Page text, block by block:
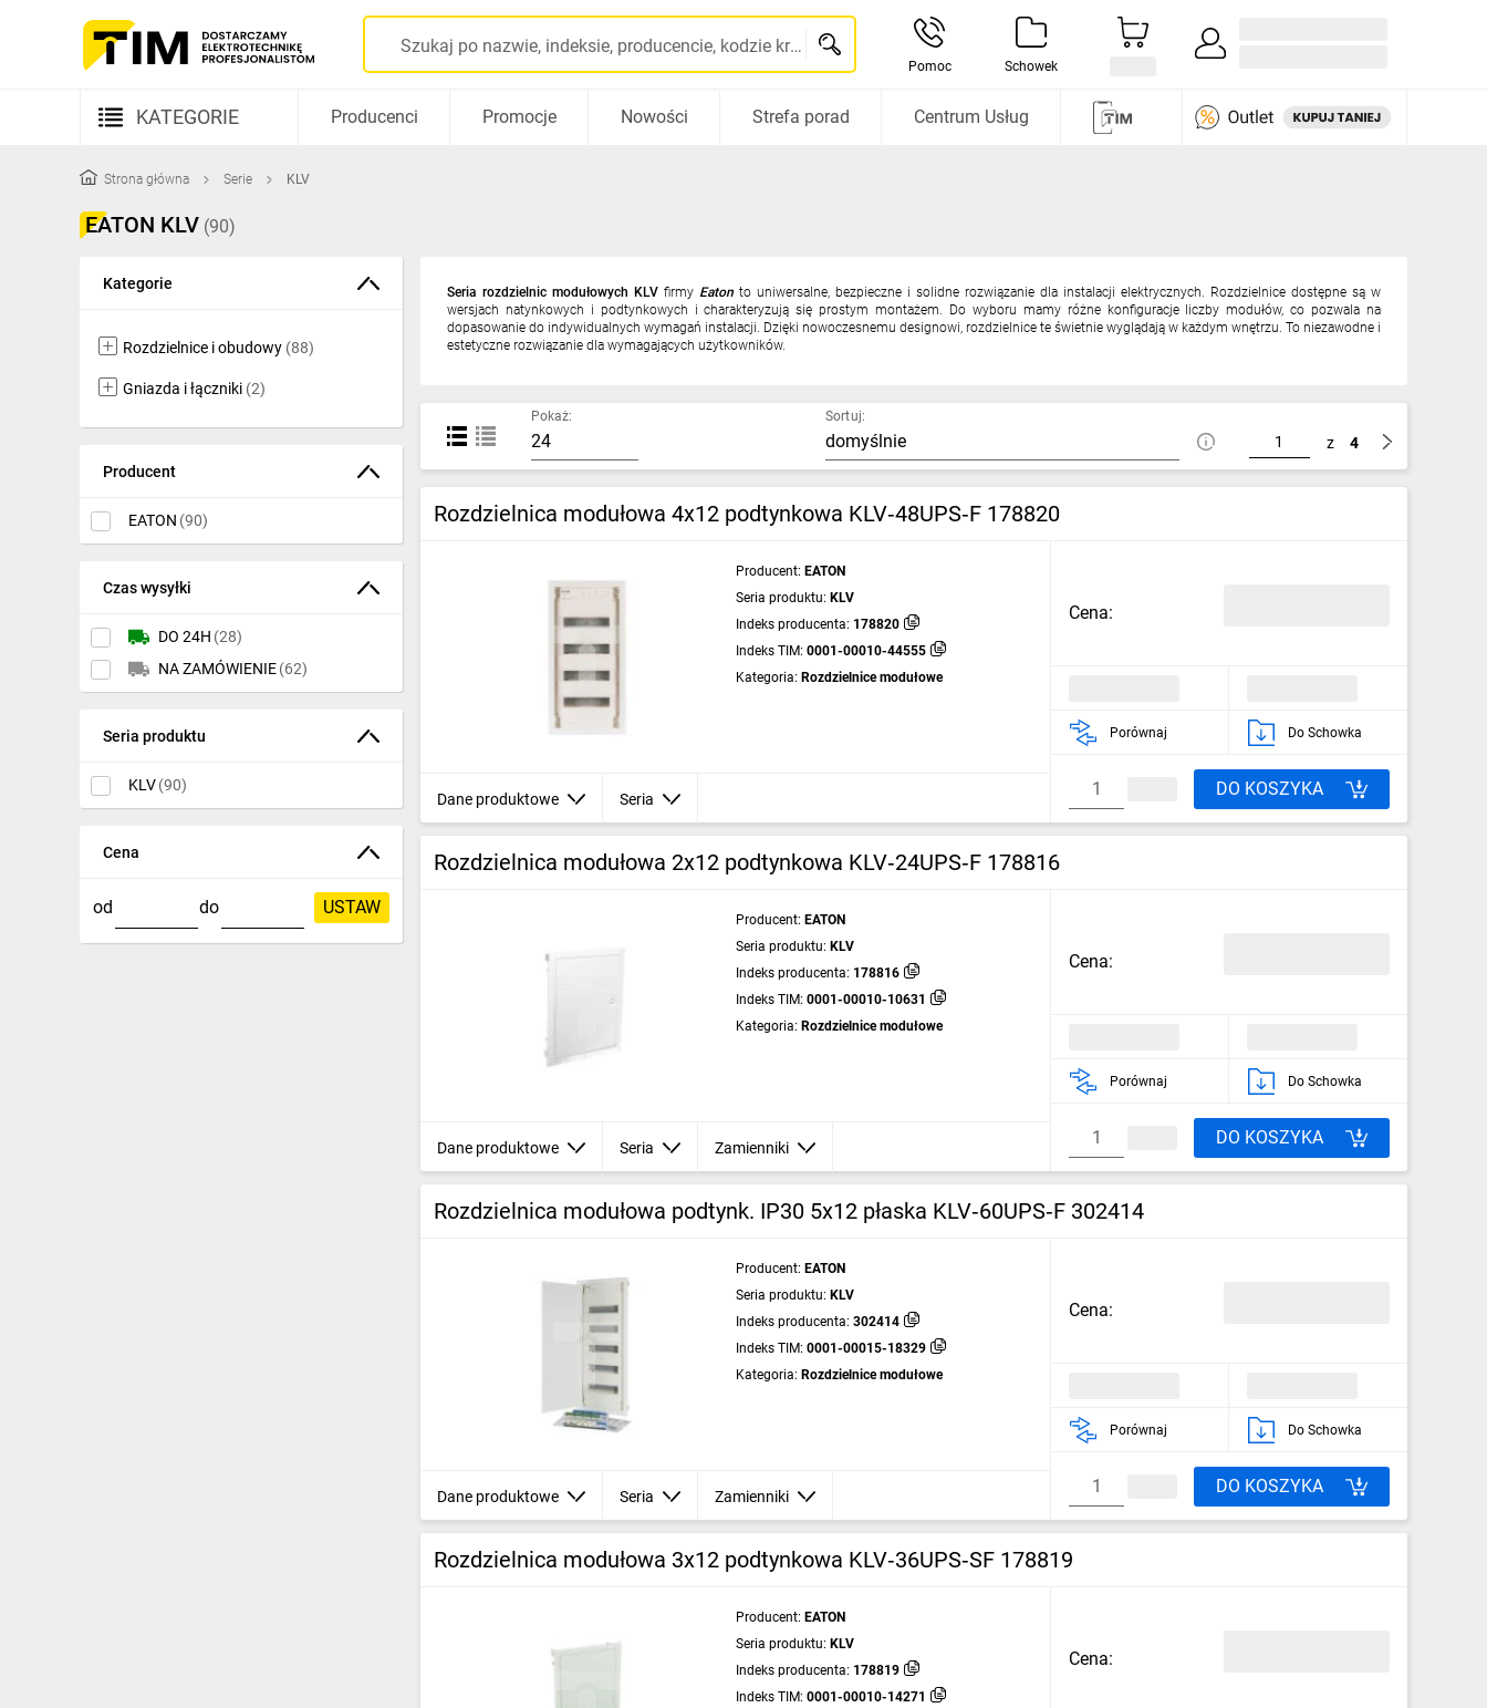
Szukaj po nazwie, indeksie, producencie, kodzie kreskowym...
Pomoc Schowek
KATEGORIE
Kable i przewody
Fotowoltaika
Gniazda i łączniki
Źródła światła
Oprawy oświetleniowe
Ochrona odgromowa
Ogrzewanie
Elektronarzędzia i mierniki
Domofony i dzwonki
Dom i ogród
Producenci Promocje Nowości Strefa porad Centrum Usług
Strona główna Serie KLV
EATON KLV (90)
Kategorie
Rozdzielnice i obudowy (88)
Gniazda i łączniki (2)
Producent
EATON (90)
Czas wysyłki
DO 24H (28)
NA ZAMÓWIENIE(62)
Seria produktu
KLV(90)
Cena
od do USTAW
Seria rozdzielnic modułowych KLV firmy Eaton to uniwersalne, bezpieczne i solidne rozwiązanie dla instalacji elektrycznych. Rozdzielnice dostępne są w
wersjach natynkowych i podtynkowych i charakteryzują się prostym montażem. Do wyboru mamy różne konfiguracje liczby modułów, co pozwala na
dopasowanie do indywidualnych wymagań instalacji. Dzięki nowoczesnemu designowi, rozdzielnice te świetnie wyglądają w każdym wnętrzu. To niezawodne i
estetyczne rozwiązanie dla wymagających użytkowników.
Pokaż: Sortuj:
z 4
Rozdzielnica modułowa 4x12 podtynkowa KLV‑48UPS‑F 178820
Producent: EATON
Seria produktu: KLV
Indeks producenta: 178820
Indeks TIM: 0001-00010-44555
Kategoria: Rozdzielnice modułowe
Dane produktowe Seria
Cena:
Porównaj Do Schowka
DO KOSZYKA
Rozdzielnica modułowa 2x12 podtynkowa KLV‑24UPS‑F 178816
Producent: EATON
Seria produktu: KLV
Indeks producenta: 178816
Indeks TIM: 0001-00010-10631
Kategoria: Rozdzielnice modułowe
Dane produktowe Seria Zamienniki
Cena:
Porównaj Do Schowka
DO KOSZYKA
Rozdzielnica modułowa podtynk. IP30 5x12 płaska KLV‑60UPS‑F 302414
Producent: EATON
Seria produktu: KLV
Indeks producenta: 302414
Indeks TIM: 0001-00015-18329
Kategoria: Rozdzielnice modułowe
Dane produktowe Seria Zamienniki
Cena:
Porównaj Do Schowka
DO KOSZYKA
Rozdzielnica modułowa 3x12 podtynkowa KLV‑36UPS‑SF 178819
Producent: EATON
Seria produktu: KLV
Indeks producenta: 178819
Indeks TIM: 0001-00010-14271
Cena: